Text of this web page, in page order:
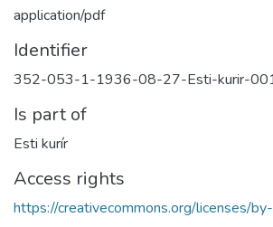
application/pdf
Identifier
352-053-1-1936-08-27-Esti-kurir-
Is part of
Esti kurír
Access rights
https://creativecommons.org/licenses/